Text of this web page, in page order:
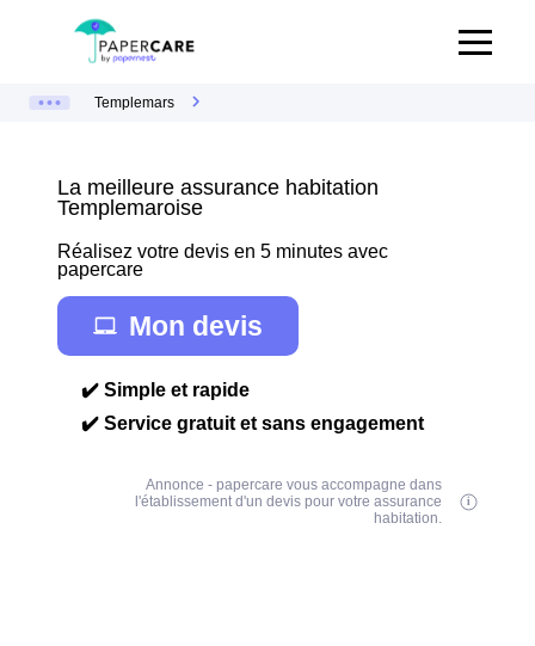
Templemars
La meilleure assurance habitation
Templemaroise
Réalisez votre devis en 5 minutes avec
papercare
Mon devis
✔️ Simple et rapide
✔️ Service gratuit et sans engagement
Annonce - papercare vous accompagne dans
l'établissement d'un devis pour votre assurance
habitation.